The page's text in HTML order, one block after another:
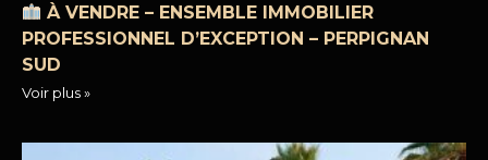
À VENDRE – ENSEMBLE IMMOBILIER
PROFESSIONNEL D’EXCEPTION – PERPIGNAN
SUD
Voir plus »